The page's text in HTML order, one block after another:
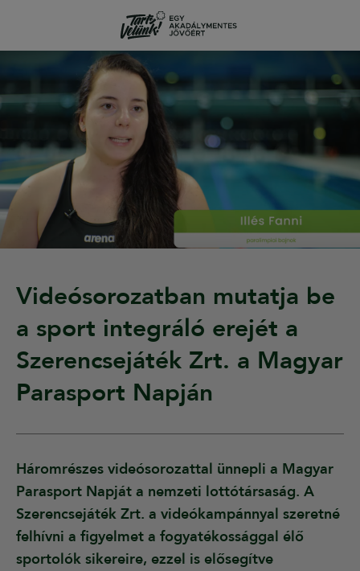
Videósorozatban mutatja be
a sport integráló erejét a
Szerencsejáték Zrt. a Magyar
Parasport Napján
Háromrészes videósorozattal ünnepli a Magyar
Parasport Napját a nemzeti lottótársaság. A
Szerencsejáték Zrt. a videókampánnyal szeretné
felhívni a figyelmet a fogyatékossággal élő
sportolók sikereire, ezzel is elősegítve